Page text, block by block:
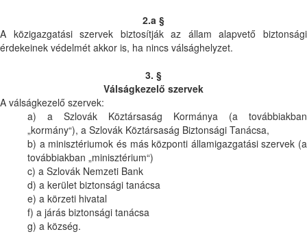
2.a §
A közigazgatási szervek biztosítják az állam alapvető biztonsági
érdekeinek védelmét akkor is, ha nincs válsághelyzet.
3. §
Válságkezelő szervek
A válságkezelő szervek:
a) a Szlovák Köztársaság Kormánya (a továbbiakban
„kormány“), a Szlovák Köztársaság Biztonsági Tanácsa,
b) a minisztériumok és más központi államigazgatási szervek (a
továbbiakban „minisztérium“)
c) a Szlovák Nemzeti Bank
d) a kerület biztonsági tanácsa
e) a körzeti hivatal
f) a járás biztonsági tanácsa
g) a község.